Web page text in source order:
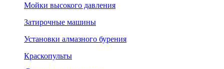
Мойки высокого давления
Затирочные машины
Установки алмазного бурения
Краскопульты